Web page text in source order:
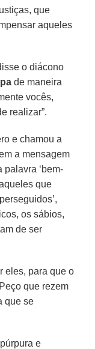
que
aqueles
o diácono
de maneira
vocês,
realizar”.
e chamou a
a mensagem
‘bem-
que
os sábios,
de ser
eles, para que o
que rezem
que se
e